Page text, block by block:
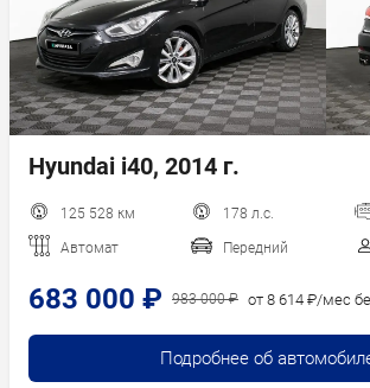
Hyundai i40, 2014 г.
125 528 км 178 л.с.
Автомат Передний
683 000 ₽ 983 000 ₽ от 8 614 ₽/мес
Подробнее об